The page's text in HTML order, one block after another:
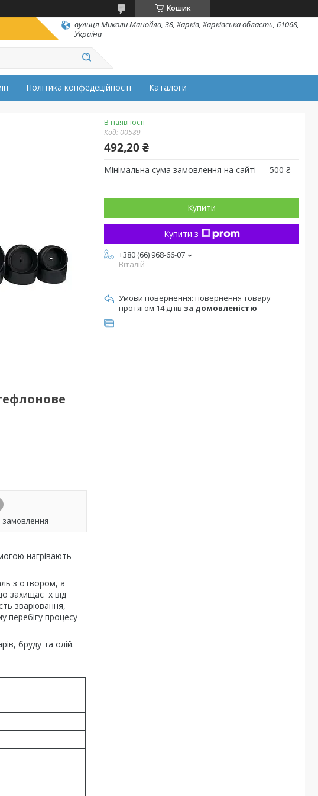
Кошик
вулиця Миколи Манойла, 38, Харків, Харківська область, 61068,
Україна
Політика конфедеційності Каталоги
замовлення
нагрівають
з отвором, а
захищає їх від
зварювання,
перебігу процесу
бруду та олій.
В наявності
Код: 00589
492,20 ₴
Мінімальна сума замовлення на сайті — 500 ₴
Купити
Купити з
+380 (66) 968-66-07
Віталій
повернення товару
протягом 14 днів за домовленістю